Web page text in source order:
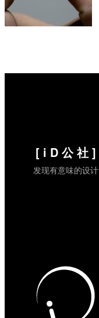
[ i D 公 社 ]
发现有意味的设计